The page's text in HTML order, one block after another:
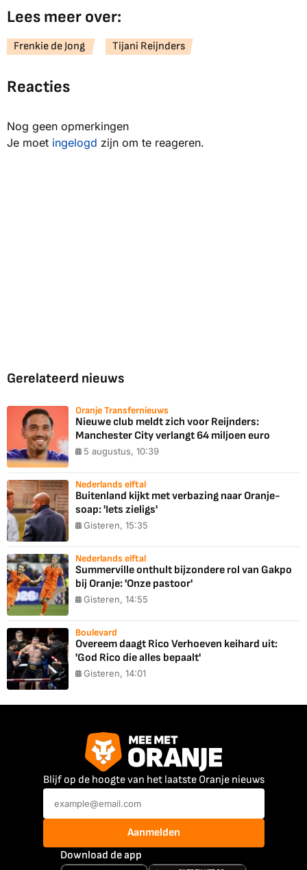
Lees meer over:
Frenkie de Jong Tijani Reijnders
Reacties
Nog geen opmerkingen
Je moet ingelogd zijn om te reageren.
Gerelateerd nieuws
Oranje Transfernieuws
Nieuwe club meldt zich voor Reijnders:
Manchester City verlangt 64 miljoen euro
5 augustus, 10:39
Nederlands elftal
Buitenland kijkt met verbazing naar Oranje-
soap: 'Iets zieligs'
Gisteren, 15:35
Nederlands elftal
Summerville onthult bijzondere rol van Gakpo
bij Oranje: 'Onze pastoor'
Gisteren, 14:55
Boulevard
Overeem daagt Rico Verhoeven keihard uit:
'God Rico die alles bepaalt'
Gisteren, 14:01
Blijf op de hoogte van het laatste Oranje nieuws
Aanmelden
Download de app